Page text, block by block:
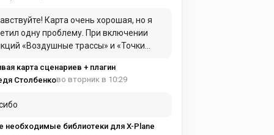
Карта очень хорошая, но я
одну проблему. При включении
«Воздушные трассы» и «Точки
оперативную память. Из-за этого
начинает сильно зависать и работать
карта сценариев + плагин
Столбенково вторник в 10:29
необходимые библиотеки для X-Plane